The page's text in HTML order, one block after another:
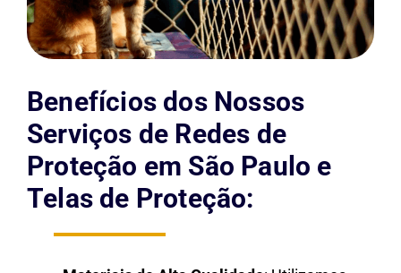
Benefícios dos Nossos
Serviços de Redes de
Proteção em São Paulo e
Telas de Proteção: